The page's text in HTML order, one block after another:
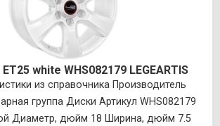
white WHS082179 LEGEARTIS
из справочника Производитель
группа Диски Артикул WHS082179
Диаметр, дюйм 18 Ширина, дюйм 7.5